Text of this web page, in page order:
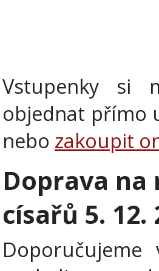
Vstupenky si
objednat přímo
nebo zakoupit
Doprava
císařů 5. 12.